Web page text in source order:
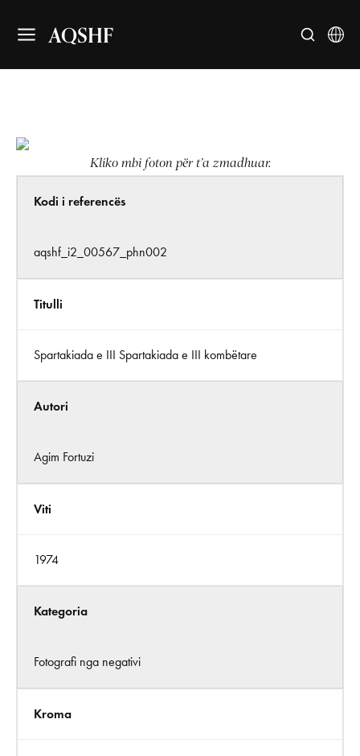
AQSHF
Kliko mbi foton për t’a zmadhuar.
Kodi i referencës
aqshf_i2_00567_phn002
Titulli
Spartakiada e III Spartakiada e III kombëtare
Autori
Agim Fortuzi
Viti
1974
Kategoria
Fotografi nga negativi
Kroma